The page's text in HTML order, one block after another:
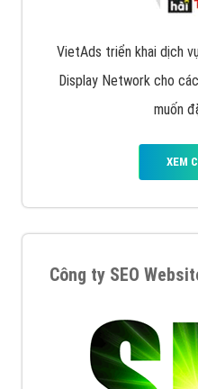
VietAds triển khai dịch
Display Network cho
muốn
XEM
Công ty SEO